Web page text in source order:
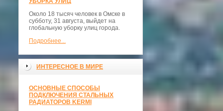
Около 18 тысяч человек в Омске в
субботу, 31 августа, выйдет на
глобальную уборку улиц города.
Подробнее...
ИНТЕРЕСНОЕ В МИРЕ
ОСНОВНЫЕ СПОСОБЫ
ПОДКЛЮЧЕНИЯ СТАЛЬНЫХ
РАДИАТОРОВ KERMI